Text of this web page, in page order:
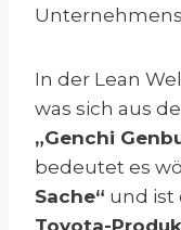
In der Lean
was sich aus
„Genchi
bedeutet es
Sache“ und ist